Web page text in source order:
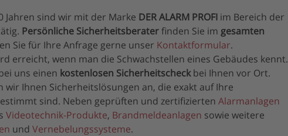
Jahren sind wir mit der Marke DER ALARM PROFI im Bereich der
Persönliche Sicherheitsberaterfinden Sie im gesamten
Sie für Ihre Anfrage gerne unser Kontaktformular.
erreicht, wenn man die Schwachstellen eines Gebäudes kennt.
uns einen kostenlosen Sicherheitscheckbei Ihnen vor Ort.
wir Ihnen Sicherheitslösungen an, die exakt auf Ihre
sind. Neben geprüften und zertifiziertenAlarmanlagen
Videotechnik-Produkte, Brandmeldeanlagen sowie weitere
undVernebelungssysteme.